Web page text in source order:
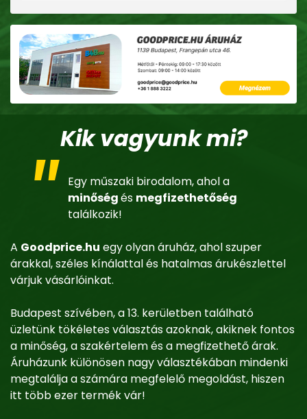
Kik vagyunk mi?
Egy műszaki birodalom, ahol a
minőségés megfizethetőség
találkozik!
A Goodprice.hu egy olyan áruház, ahol szuper
árakkal, széles kínálattal és hatalmas árukészlettel
várjuk vásárlóinkat.
Budapest szívében, a 13. kerületben található
üzletünk tökéletes választás azoknak, akiknek fontos
a minőség, a szakértelem és a megfizethető árak.
Áruházunk különösen nagy választékában mindenki
megtalálja a számára megfelelő megoldást, hiszen
itt több ezer termék vár!